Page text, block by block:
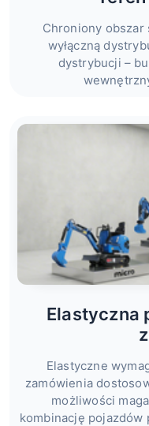
Chroniony obszar
wyłączną
dystrybucji –
Elastyczna
Elastyczne
zamówienia
możliwości
kombinację pojazdów